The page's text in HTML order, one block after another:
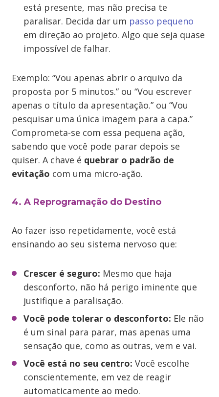
está presente, mas não precisa te
paralisar. Decida dar um passo pequeno
em direção ao projeto. Algo que seja quase
impossível de falhar.
Exemplo: “Vou apenas abrir o arquivo da
proposta por 5 minutos.” ou “Vou escrever
apenas o título da apresentação.” ou “Vou
pesquisar uma única imagem para a capa.”
Comprometa-se com essa pequena ação,
sabendo que você pode parar depois se
quiser. A chave é quebrar o padrão de
evitação com uma micro-ação.
4. A Reprogramação do Destino
Ao fazer isso repetidamente, você está
ensinando ao seu sistema nervoso que:
Crescer é seguro: Mesmo que haja
desconforto, não há perigo iminente que
justifique a paralisação.
Você pode tolerar o desconforto: Ele não
é um sinal para parar, mas apenas uma
sensação que, como as outras, vem e vai.
Você está no seu centro: Você escolhe
conscientemente, em vez de reagir
automaticamente ao medo.